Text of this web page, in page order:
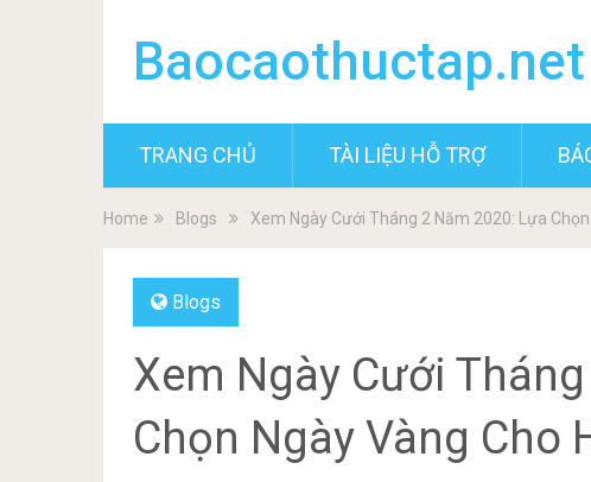
Baocaothuctap.net
TRANG CHỦ TÀI LIỆU HỖ TRỢ
Home Blogs Xem Ngày Cưới Tháng 2 Năm 2020: Lựa
Blogs
Xem Ngày Cưới
Chọn Ngày Vàng Cho